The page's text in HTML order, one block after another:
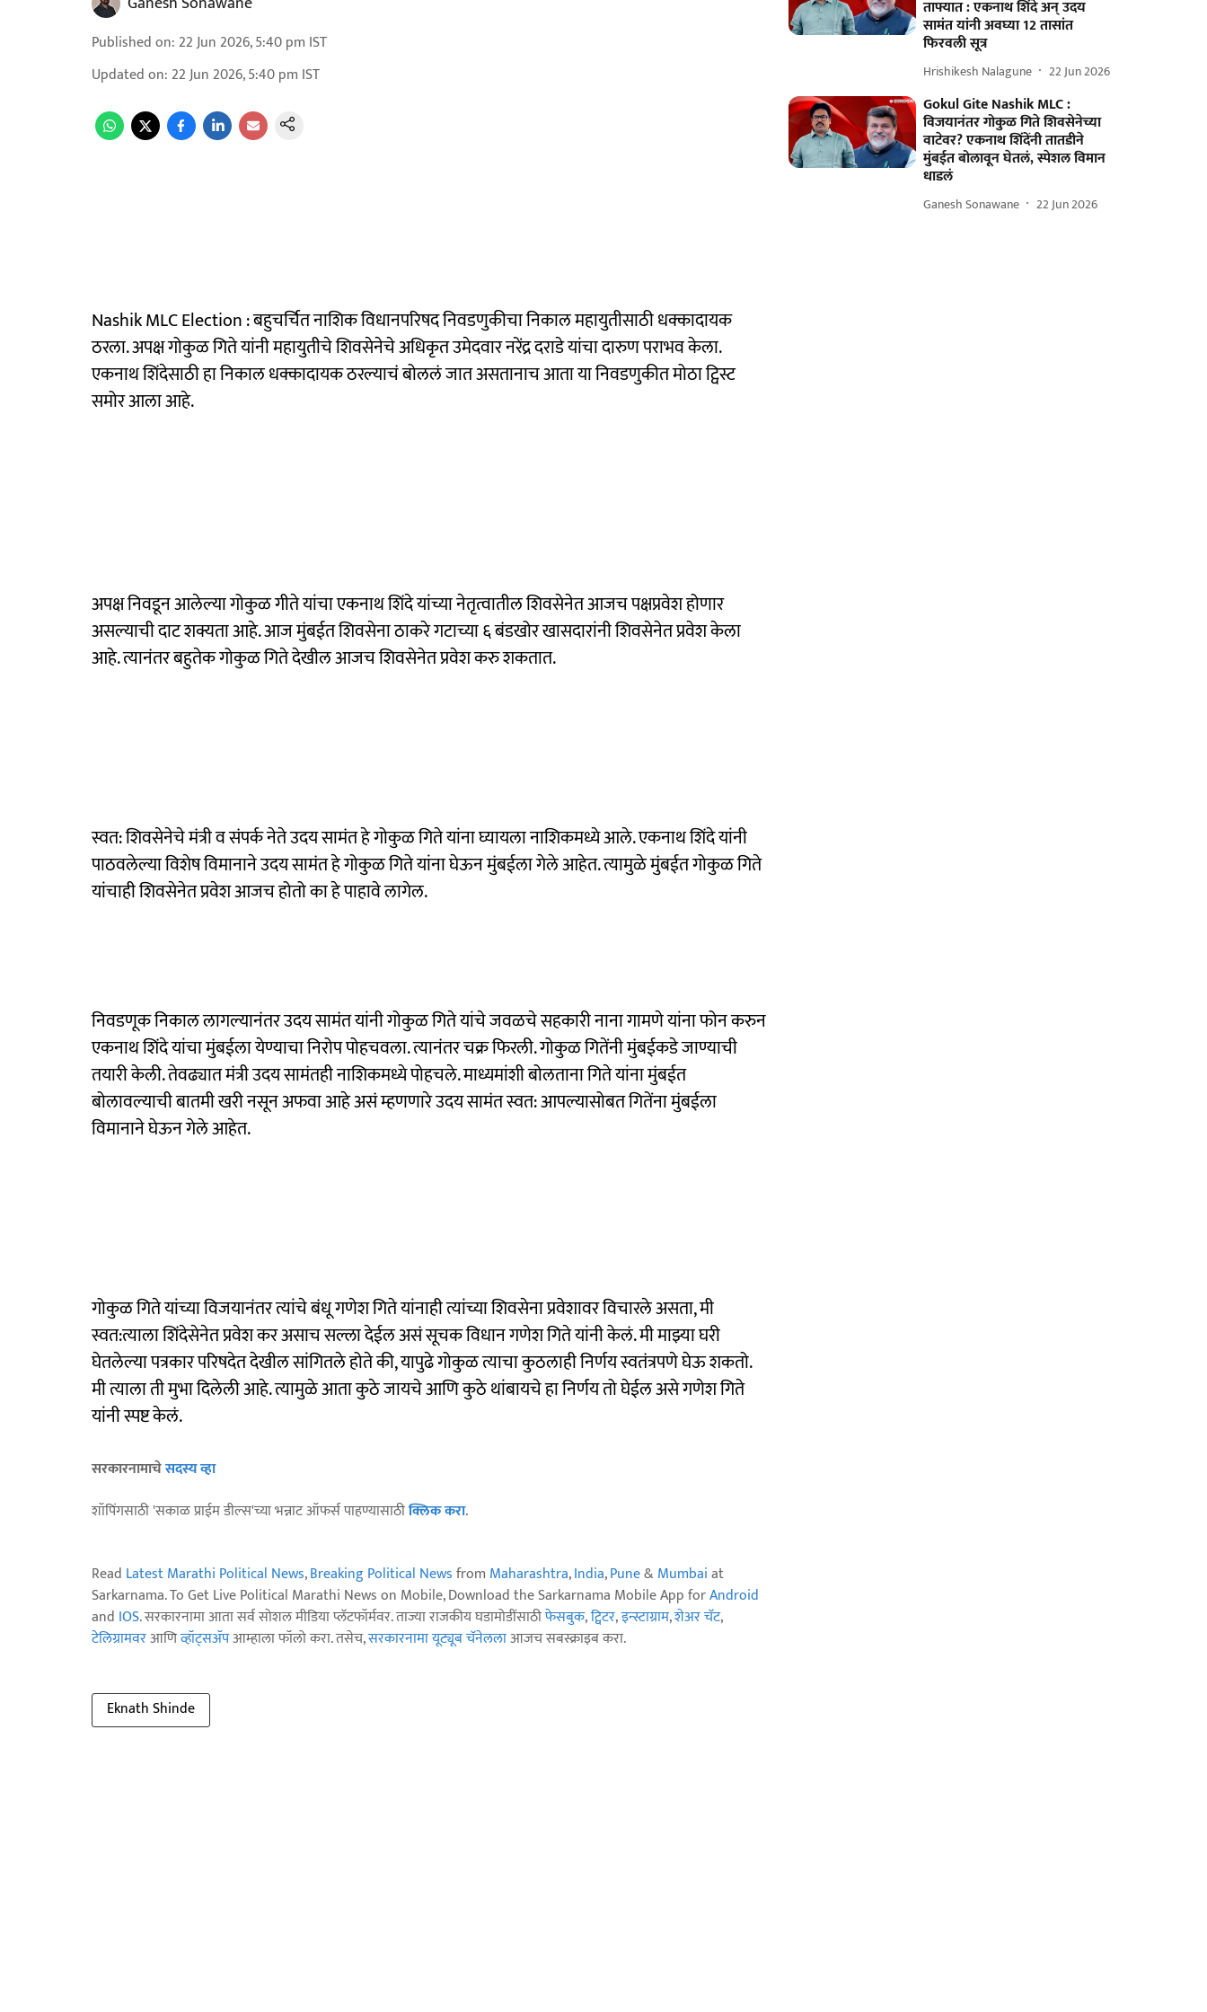
Published on: 22 Jun 2026, 5:40 pm IST
Updated on: 22 Jun 2026, 5:40 pm IST
Nashik MLC Election : बहुचर्चित नाशिक विधानपरिषद निवडणुकीचा निकाल महायुतीसाठी धक्कादायक
ठरला. अपक्ष गोकुळ गिते यांनी महायुतीचे शिवसेनेचे अधिकृत उमेदवार नरेंद्र दराडे यांचा दारुण पराभव केला.
एकनाथ शिंदेसाठी हा निकाल धक्कादायक ठरल्याचं बोललं जात असतानाच आता या निवडणुकीत मोठा ट्विस्ट
समोर आला आहे.
अपक्ष निवडून आलेल्या गोकुळ गीते यांचा एकनाथ शिंदे यांच्या नेतृत्वातील शिवसेनेत आजच पक्षप्रवेश होणार
असल्याची दाट शक्यता आहे. आज मुंबईत शिवसेना ठाकरे गटाच्या ६ बंडखोर खासदारांनी शिवसेनेत प्रवेश केला
आहे. त्यानंतर बहुतेक गोकुळ गिते देखील आजच शिवसेनेत प्रवेश करु शकतात.
स्वत: शिवसेनेचे मंत्री व संपर्क नेते उदय सामंत हे गोकुळ गिते यांना घ्यायला नाशिकमध्ये आले. एकनाथ शिंदे यांनी
पाठवलेल्या विशेष विमानाने उदय सामंत हे गोकुळ गिते यांना घेऊन मुंबईला गेले आहेत. त्यामुळे मुंबईत गोकुळ गिते
यांचाही शिवसेनेत प्रवेश आजच होतो का हे पाहावे लागेल.
निवडणूक निकाल लागल्यानंतर उदय सामंत यांनी गोकुळ गिते यांचे जवळचे सहकारी नाना गामणे यांना फोन करुन
एकनाथ शिंदे यांचा मुंबईला येण्याचा निरोप पोहचवला. त्यानंतर चक्र फिरली. गोकुळ गितेंनी मुंबईकडे जाण्याची
तयारी केली. तेवढ्यात मंत्री उदय सामंतही नाशिकमध्ये पोहचले. माध्यमांशी बोलताना गिते यांना मुंबईत
बोलावल्याची बातमी खरी नसून अफवा आहे असं म्हणणारे उदय सामंत स्वत: आपल्यासोबत गितेंना मुंबईला
विमानाने घेऊन गेले आहेत.
गोकुळ गिते यांच्या विजयानंतर त्यांचे बंधू गणेश गिते यांनाही त्यांच्या शिवसेना प्रवेशावर विचारले असता, मी
स्वत:त्याला शिंदेसेनेत प्रवेश कर असाच सल्ला देईल असं सूचक विधान गणेश गिते यांनी केलं. मी माझ्या घरी
घेतलेल्या पत्रकार परिषदेत देखील सांगितले होते की, यापुढे गोकुळ त्याचा कुठलाही निर्णय स्वतंत्रपणे घेऊ शकतो.
मी त्याला ती मुभा दिलेली आहे. त्यामुळे आता कुठे जायचे आणि कुठे थांबायचे हा निर्णय तो घेईल असे गणेश गिते
यांनी स्पष्ट केलं.
सरकारनामाचेसदस्य व्हा
शॉपिंगसाठी 'सकाळ प्राईम डील्स'च्या भन्नाट ऑफर्स पाहण्यासाठीक्लिक करा.
Read Latest Marathi Political News,Breaking Political Newsfrom Maharashtra,India,Pune& Mumbaiat
Sarkarnama. To Get Live Political Marathi News on Mobile, Download the Sarkarnama Mobile App forAndroid
and IOS. सरकारनामा आता सर्व सोशल मीडिया प्लॅटफॉर्मवर. ताज्या राजकीय घडामोडींसाठीफेसबुक,ट्विटर,इन्स्टाग्राम,शेअर चॅट,
टेलिग्रामवरआणिव्हॉट्सॲपआम्हाला फॉलो करा. तसेच,सरकारनामा यूट्यूब चॅनेललाआजच सबस्क्राइब करा.
Eknath Shinde
ताफ्यात : एकनाथ शिंदे अन् उदय
सामंत यांनी अवघ्या 12 तासांत
फिरवली सूत्र
Hrishikesh Nalagune 22 Jun 2026
Gokul Gite Nashik MLC :
विजयानंतर गोकुळ गिते शिवसेनेच्या
वाटेवर? एकनाथ शिंदेंनी तातडीने
मुंबईत बोलावून घेतलं, स्पेशल विमान
धाडलं
Ganesh Sonawane 22 Jun 2026